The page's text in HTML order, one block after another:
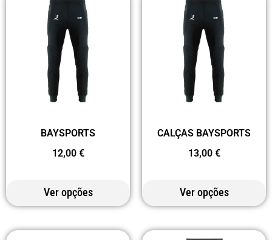
BAYSPORTS
12,00 €
Ver opções
CALÇAS BAYSPORTS
13,00 €
Ver opções